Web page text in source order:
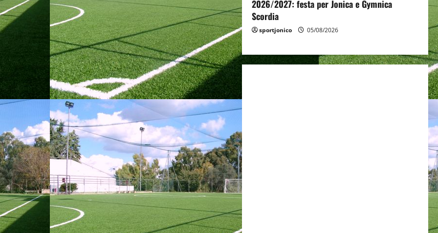
2026/2027: festa per Jonica e Gymnica
Scordia
sportjonico 05/08/2026